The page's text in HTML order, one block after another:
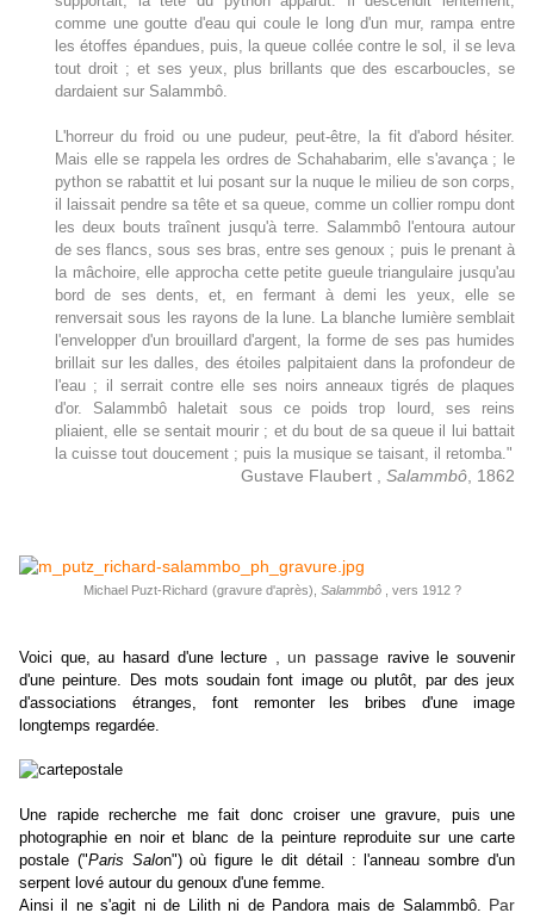
comme une goutte d'eau qui coule le long d'un mur, rampa entre
les étoffes épandues, puis, la queue collée contre le sol, il se leva
tout droit ; et ses yeux, plus brillants que des escarboucles, se
dardaient sur Salammbô.
L'horreur du froid ou une pudeur, peut-être, la fit d'abord hésiter.
Mais elle se rappela les ordres de Schahabarim, elle s'avança ; le
python se rabattit et lui posant sur la nuque le milieu de son corps,
il laissait pendre sa tête et sa queue, comme un collier rompu dont
les deux bouts traînent jusqu'à terre. Salammbô l'entoura autour
de ses flancs, sous ses bras, entre ses genoux ; puis le prenant à
la mâchoire, elle approcha cette petite gueule triangulaire jusqu'au
bord de ses dents, et, en fermant à demi les yeux, elle se
renversait sous les rayons de la lune. La blanche lumière semblait
l'envelopper d'un brouillard d'argent, la forme de ses pas humides
brillait sur les dalles, des étoiles palpitaient dans la profondeur de
l'eau ; il serrait contre elle ses noirs anneaux tigrés de plaques
d'or. Salammbô haletait sous ce poids trop lourd, ses reins
pliaient, elle se sentait mourir ; et du bout de sa queue il lui battait
la cuisse tout doucement ; puis la musique se taisant, il retomba."
Gustave Flaubert , Salammbô , 1862
Michael Puzt-Richard (gravure d'après) Salammbô, vers 1912 ?
Voici que, au hasard d'une lecture , un passage ravive le souvenir
d'une peinture. Des mots soudain font image ou plutôt, par des jeux
d'associations étranges,
font remonter les bribes d'une image
longtemps regardée.
Une rapide recherche me fait donc croiser une gravure, puis une
photographie en noir et blanc de la peinture reproduite sur une carte
postale ("Paris Salon") où figure le dit détail : l'anneau sombre d'un
serpent lové autour du genoux d'une femme.
Ainsi il ne s'agit ni de Lilith ni de Pandora mais de Salammbô. Par